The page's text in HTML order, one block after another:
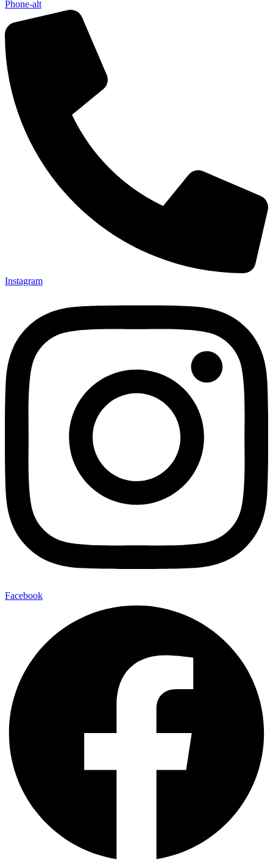
Phone-alt
Instagram
Facebook